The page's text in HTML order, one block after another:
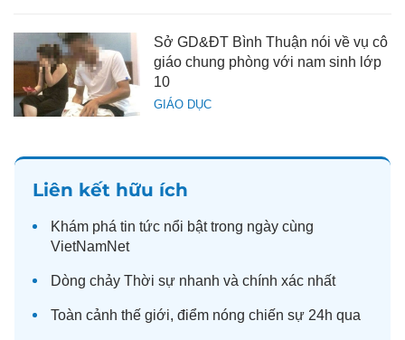
GIÁO DỤC
Sở GD&ĐT Bình Thuận nói về vụ cô
giáo chung phòng với nam sinh lớp
10
Liên kết hữu ích
Khám phá tin tức nổi bật trong ngày cùng
VietNamNet
Dòng chảy Thời sự nhanh và chính xác nhất
Toàn cảnh thế giới, điểm nóng chiến sự 24h qua